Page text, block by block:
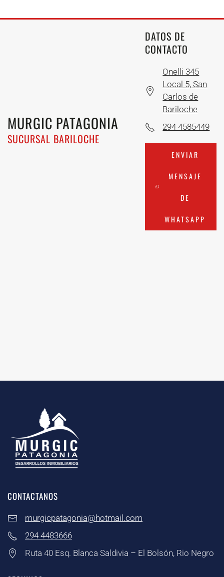
MURGIC PATAGONIA
SUCURSAL BARILOCHE
DATOS DE
CONTACTO
Onelli 345
Local 5, San
Carlos de
Bariloche
294 4585449
ENVIAR
MENSAJE
DE
WHATSAPP
CONTACTANOS
murgicpatagonia@hotmail.com
294 4483666
Ruta 40 Esq. Blanca Saldivia – El Bolsón, Rio Negro